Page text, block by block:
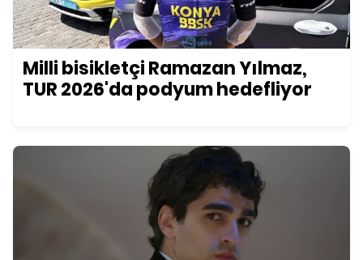
Milli bisikletçi Ramazan Yılmaz,
TUR 2026'da podyum hedefliyor